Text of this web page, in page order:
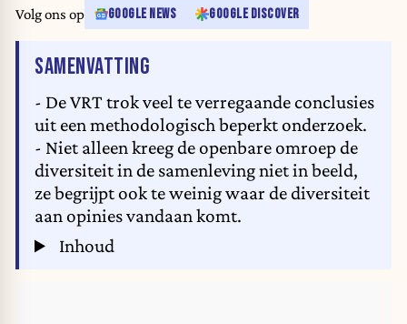
Volg ons op GOOGLE NEWS GOOGLE DISCOVER
SAMENVATTING
- De VRT trok veel te verregaande conclusies
uit een methodologisch beperkt onderzoek.
- Niet alleen kreeg de openbare omroep de
diversiteit in de samenleving niet in beeld,
ze begrijpt ook te weinig waar de diversiteit
aan opinies vandaan komt.
Inhoud